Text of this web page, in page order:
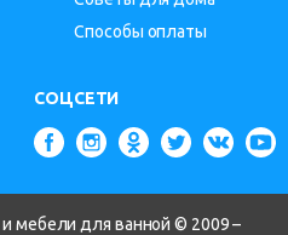
Способы оплаты
СОЦСЕТИ
мебели для ванной © 2009 –